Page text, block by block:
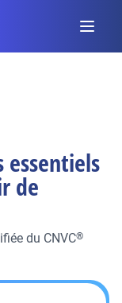
essentiels
de
du CNVC®